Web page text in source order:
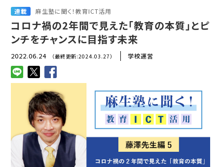
連載 麻生塾に聞く！教育ICT活用
コロナ禍の2年間で見えた「教育の本質」とピ
ンチをチャンスに目指す未来
2022.06.24 （最終更新:2024.03.27） 学校運営